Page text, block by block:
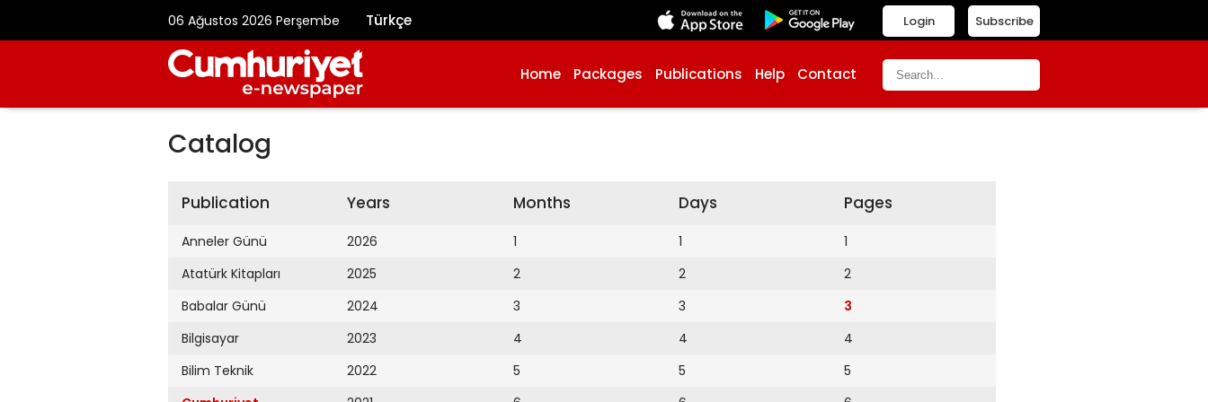
06 Ağustos 2026 Perşembe Türkçe Subscribe
Login
Home Packages Publications Help Contact
Catalog
Publication
Anneler Günü
Atatürk Kitapları
Babalar Günü
Bilgisayar
Bilim Teknik
Years
2026
2025
2024
2023
2022
Months
1
2
3
4
5
Days
1
2
3
4
5
Pages
1
2
3
4
5